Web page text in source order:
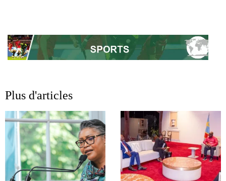
Plus d'articles